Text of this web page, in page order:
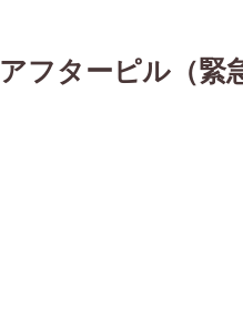
アフターピル（緊